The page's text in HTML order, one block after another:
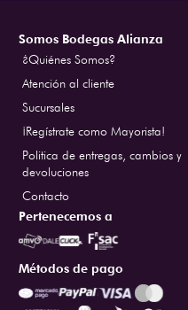
Somos Bodegas Alianza
¿Quiénes Somos?
Atención al cliente
Sucursales
¡Regístrate como Mayorista!
Politica de entregas, cambios y
devoluciones
Contacto
Pertenecemos a
Métodos de pago